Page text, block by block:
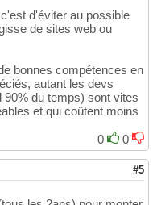
d'éviter au possible
de sites web ou
bonnes compétences en
autant les devs
90% du temps) sont vites
et qui coûtent moins
0
0
#5